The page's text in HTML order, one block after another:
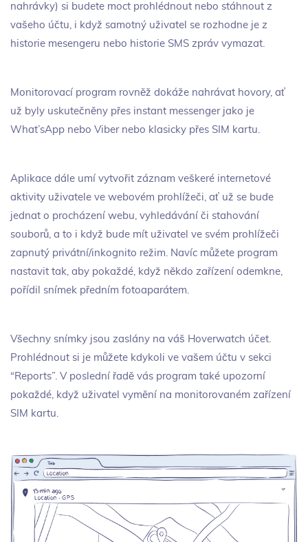
nahrávky) si budete moct prohlédnout nebo stáhnout z
vašeho účtu, i když samotný uživatel se rozhodne je z
historie mesengeru nebo historie SMS zpráv vymazat.
Monitorovací program rovněž dokáže nahrávat hovory, ať
už byly uskutečněny přes instant messenger jako je
What’sApp nebo Viber nebo klasicky přes SIM kartu.
Aplikace dále umí vytvořit záznam veškeré internetové
aktivity uživatele ve webovém prohlížeči, ať už se bude
jednat o procházení webu, vyhledávání či stahování
souborů, a to i když bude mít uživatel ve svém prohlížeči
zapnutý privátní/inkognito režim. Navíc můžete program
nastavit tak, aby pokaždé, když někdo zařízení odemkne,
pořídil snímek předním fotoaparátem.
Všechny snímky jsou zaslány na váš Hoverwatch účet.
Prohlédnout si je můžete kdykoli ve vašem účtu v sekci
“Reports”. V poslední řadě vás program také upozorní
pokaždé, když uživatel vymění na monitorovaném zařízení
SIM kartu.